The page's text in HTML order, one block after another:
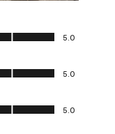
5.0
5.0
5.0